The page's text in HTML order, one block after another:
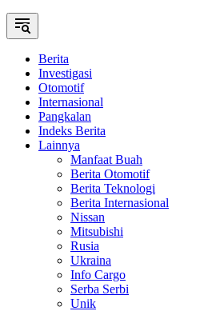
Berita
Investigasi
Otomotif
Internasional
Pangkalan
Indeks Berita
Lainnya
Manfaat Buah
Berita Otomotif
Berita Teknologi
Berita Internasional
Nissan
Mitsubishi
Rusia
Ukraina
Info Cargo
Serba Serbi
Unik